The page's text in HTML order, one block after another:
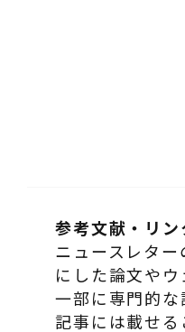
参考文献・リン
ニュースレタ
にした論文やウ
一部に専門的な
記事には載せ